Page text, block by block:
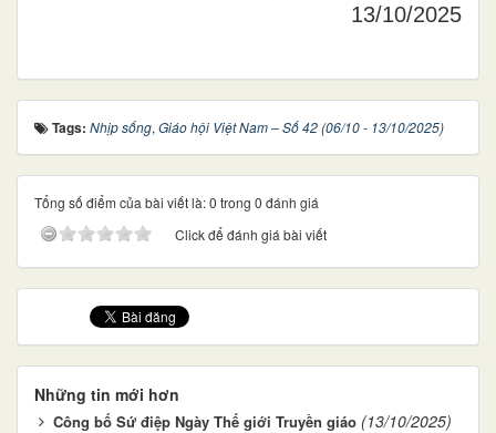
13/10/2025
Tags: Nhịp sống, Giáo hội Việt Nam – Số 42 (06/10 - 13/10/2025)
Tổng số điểm của bài viết là: 0 trong 0 đánh giá
Click để đánh giá bài viết
Những tin mới hơn
Công bố Sứ điệp Ngày Thế giới Truyền giáo (13/10/2025)